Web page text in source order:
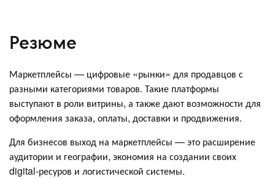
Резюме
Маркетплейсы — цифровые «рынки» для продавцов с
разными категориями товаров. Такие платформы
выступают в роли витрины, а также дают возможности для
оформления заказа, оплаты, доставки и продвижения.
Для бизнесов выход на маркетплейсы — это расширение
аудитории и географии, экономия на создании своих
digital-ресуров и логистической системы.